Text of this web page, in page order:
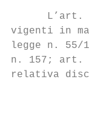
L’art.
vigenti in
legge n. 55/
n. 157; art.
relativa